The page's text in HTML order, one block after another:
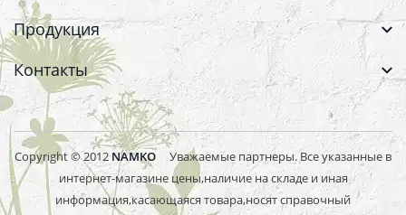
Продукция
Контакты
Copyright © 2012 NAMKO Уважаемые партнеры. Все указанные в
интернет-магазине цены,наличие на складе и иная
информация,касающаяся товара,носят справочный